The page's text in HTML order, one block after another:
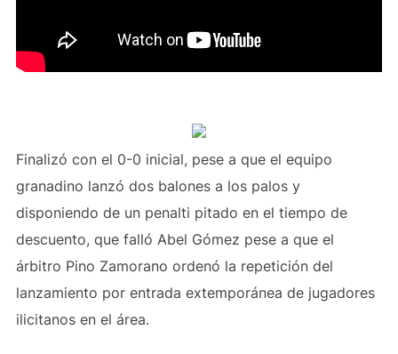
Finalizó con el 0-0 inicial, pese a que el equipo
granadino lanzó dos balones a los palos y
disponiendo de un penalti pitado en el tiempo de
descuento, que falló Abel Gómez pese a que el
árbitro Pino Zamorano ordenó la repetición del
lanzamiento por entrada extemporánea de jugadores
ilicitanos en el área.